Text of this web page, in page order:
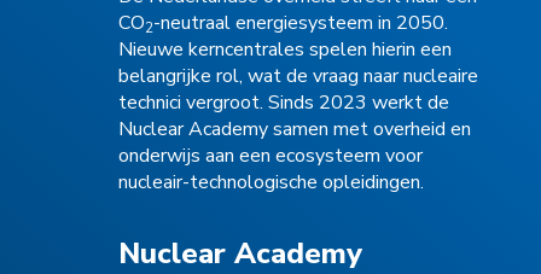
CO2-neutraal energiesysteem in 2050.
Nieuwe kerncentrales spelen hierin een
belangrijke rol, wat de vraag naar nucleaire
technici vergroot. Sinds 2023 werkt de
Nuclear Academy samen met overheid en
onderwijs aan een ecosysteem voor
nucleair-technologische opleidingen.
Nuclear Academy